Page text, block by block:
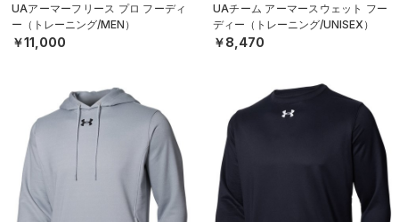
UAアーマーフリース プロ フーディ
ー（トレーニング/MEN）
￥11,000
UAチーム アーマースウェット フー
ディー（トレーニング/UNISEX）
￥8,470